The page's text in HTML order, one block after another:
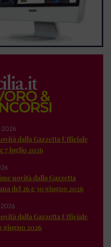
2026
dalla Gazzetta Ufficiale
7 luglio 2026
novità dalla Gazzetta
del 26 e 30 giugno 2026
2026
dalla Gazzetta Ufficiale
giugno 2026